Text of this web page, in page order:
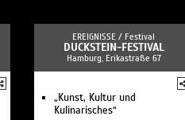
EREIGNISSE / Festival
DUCKSTEIN-FESTIVAL
Hamburg, Erikastraße 67
„Kunst, Kultur und
Kulinarisches“